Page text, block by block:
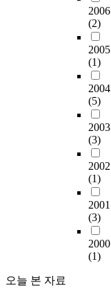
2006
(2)
2005
(1)
2004
(5)
2003
(3)
2002
(1)
2001
(3)
2000
(1)
오늘 본 자료